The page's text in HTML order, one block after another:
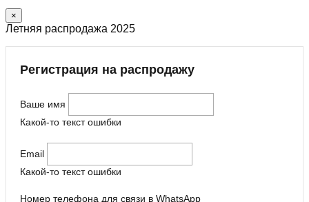
×
Летняя распродажа 2025
Регистрация на распродажу
Ваше имя
Какой-то текст ошибки
Email
Какой-то текст ошибки
Номер телефона для связи в WhatsApp